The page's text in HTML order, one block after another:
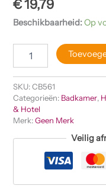
€19,79
Beschikbaarheid:Op
SKU:CB561
Categorieën: Badkamer,
& Hotel
Merk:Geen Merk
Veilig